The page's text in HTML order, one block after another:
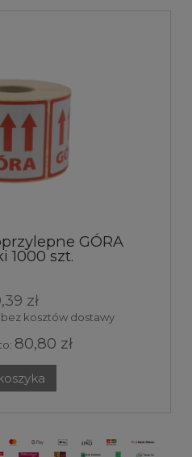
GÓRA
1000 szt.
zł
bez kosztów dostawy
80,80 zł